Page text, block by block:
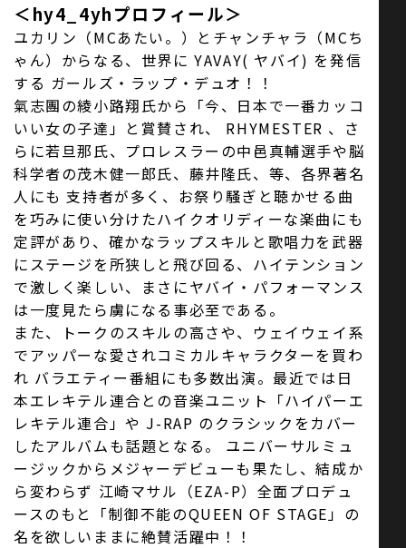
＜hy4_4yhプロフィール＞
ユカリン（MCあたい。）とチャンチャラ（MCち
ゃん）からなる、世界に YAVAY( ヤバイ) を発信
する ガールズ・ラップ・デュオ！！
氣志團の綾小路翔氏から「今、日本で一番カッコ
いい女の子達」と賞賛され、 RHYMESTER 、さ
らに若旦那氏、プロレスラーの中邑真輔選手や脳
科学者の茂木健一郎氏、藤井隆氏、等、各界著名
人にも 支持者が多く、お祭り騒ぎと聴かせる曲
を巧みに使い分けたハイクオリディーな楽曲にも
定評があり、確かなラップスキルと歌唱力を武器
にステージを所狭しと飛び回る、ハイテンション
で激しく楽しい、まさにヤバイ・パフォーマンス
は一度見たら虜になる事必至である。
また、トークのスキルの高さや、ウェイウェイ系
でアッパーな愛されコミカルキャラクターを買わ
れ バラエティー番組にも多数出演。最近では日
本エレキテル連合との音楽ユニット「ハイパーエ
レキテル連合」や J-RAP のクラシックをカバー
したアルバムも話題となる。 ユニバーサルミュ
ージックからメジャーデビューも果たし、結成か
ら変わらず 江崎マサル（EZA-P）全面プロデュ
ースのもと「制御不能のQUEEN OF STAGE」の
名を欲しいままに絶賛活躍中！！